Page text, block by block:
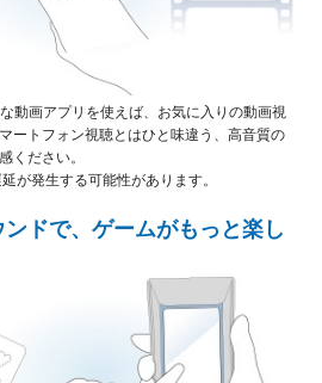
動画アプリを使えば、お気に入りの動画視
ートフォン視聴とはひと味違う、高音質の
ください。
が発生する可能性があります。
ドで、ゲームがもっと楽し